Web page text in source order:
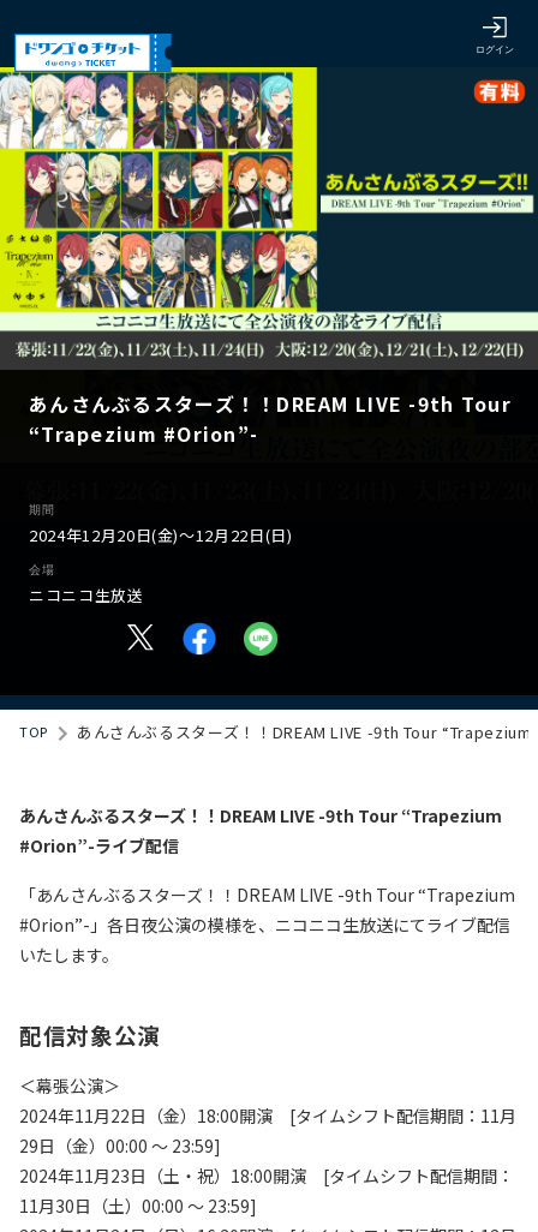
あんさんぶるスターズ！！DREAM LIVE -9th Tour
“Trapezium #Orion”-
期間
2024年12月20日(金)〜12月22日(日)
会場
ニコニコ生放送
TOP あんさんぶるスターズ！！DREAM LIVE -9th Tour
あんさんぶるスターズ！！DREAM LIVE -9th Tour “Trapezium
#Orion”-ライブ配信
「あんさんぶるスターズ！！DREAM LIVE -9th Tour “Trapezium
#Orion”-」各日夜公演の模様を、ニコニコ生放送にてライブ配信
いたします。
配信対象公演
＜幕張公演＞
2024年11月22日（金）18:00開演 [タイムシフト配信期間：11月
29日（金）00:00 ～ 23:59]
2024年11月23日（土・祝）18:00開演 [タイムシフト配信期間：
11月30日（土）00:00 ～ 23:59]